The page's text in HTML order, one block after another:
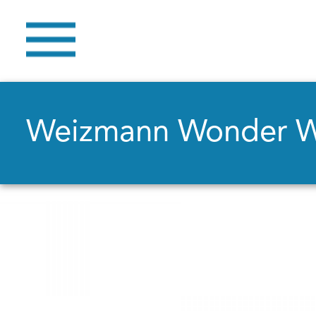
Weizmann Wonder